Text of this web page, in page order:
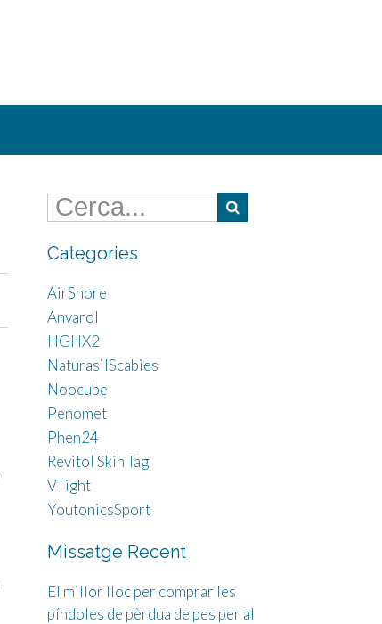
Categories
AirSnore
Anvarol
HGHX2
NaturasilScabies
Noocube
Penomet
Phen24
Revitol Skin Tag
VTight
YoutonicsSport
Missatge Recent
El millor lloc per comprar les
píndoles de pèrdua de pes per al